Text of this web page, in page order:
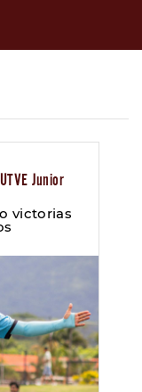
Junior
victorias